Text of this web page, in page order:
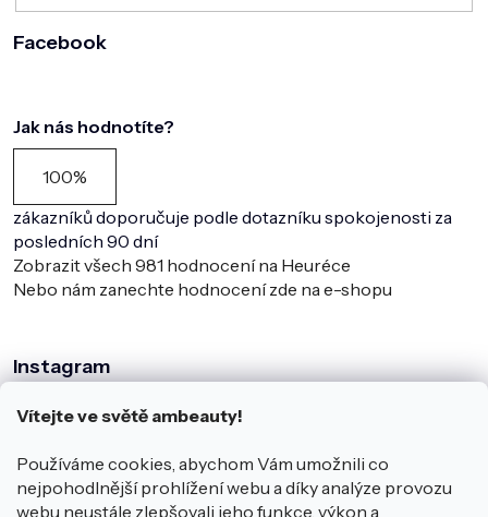
Vítejte ve světě ambeauty!
Používáme cookies, abychom Vám umožnili co
nejpohodlnější prohlížení webu a díky analýze provozu
webu neustále zlepšovali jeho funkce, výkon a
Facebook
Jak nás hodnotíte?
100%
zákazníků doporučuje podle dotazníku spokojenosti za
posledních 90 dní
Zobrazit všech 981 hodnocení na Heuréce
Nebo nám zanechte hodnocení zde na e-shopu
Instagram